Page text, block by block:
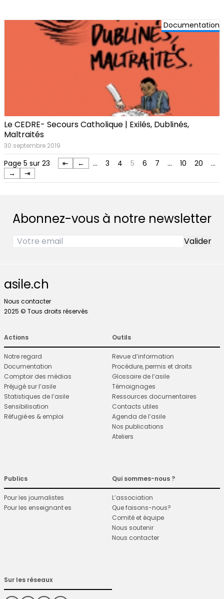
Documentation
Le CEDRE- Secours Catholique | Exilés, Dublinés,
Maltraités
30 septembre 2019
Page 5 sur 23 ⇤ ← … 3 4 5 6 7 … 10 20
…
→
⇥
Abonnez-vous à notre newsletter
asile.ch
Nous contacter
2025 © Tous droits réservés
Actions
Notre regard
Documentation
Comptoir des médias
Préjugé sur l’asile
Statistiques de l’asile
Sensibilisation
Réfugié·es & emploi
Outils
Revue d’information
Procédure, permis et droits
Glossaire de l’asile
Témoignages
Ressources documentaires
Contacts utiles
Agenda de l’asile
Nos publications
Ateliers
Publics
Pour les journalistes
Pour les enseignant·es
Qui sommes-nous ?
L’association
Que faisons-nous?
Comité et équipe
Nous soutenir
Nous contacter
Sur les réseaux